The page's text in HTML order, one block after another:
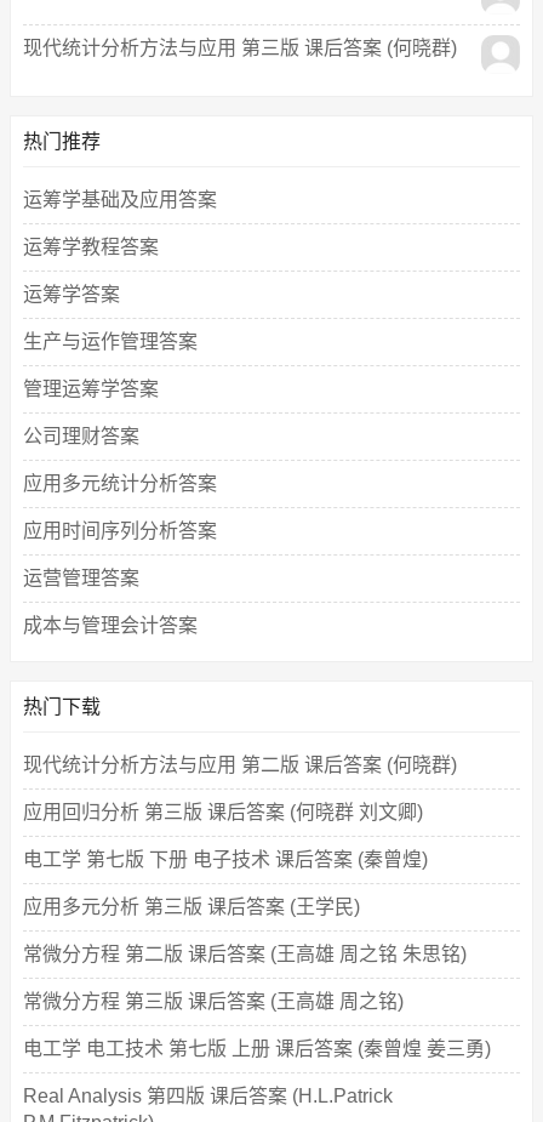
现代统计分析方法与应用 第三版 课后答案 (何晓群)
热门推荐
运筹学基础及应用答案
运筹学教程答案
运筹学答案
生产与运作管理答案
管理运筹学答案
公司理财答案
应用多元统计分析答案
应用时间序列分析答案
运营管理答案
成本与管理会计答案
热门下载
现代统计分析方法与应用 第二版 课后答案 (何晓群)
应用回归分析 第三版 课后答案 (何晓群 刘文卿)
电工学 第七版 下册 电子技术 课后答案 (秦曾煌)
应用多元分析 第三版 课后答案 (王学民)
常微分方程 第二版 课后答案 (王高雄 周之铭 朱思铭)
常微分方程 第三版 课后答案 (王高雄 周之铭)
电工学 电工技术 第七版 上册 课后答案 (秦曾煌 姜三勇)
Real Analysis 第四版 课后答案 (H.L.Patrick